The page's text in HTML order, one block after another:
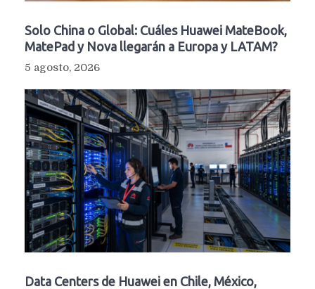
Solo China o Global: Cuáles Huawei MateBook,
MatePad y Nova llegarán a Europa y LATAM?
5 agosto, 2026
Data Centers de Huawei en Chile, México,